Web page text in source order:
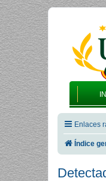
Enlaces
Índice